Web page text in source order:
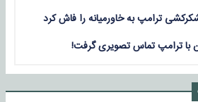
ترامپ به خاورمیانه را فاش کرد
با ترامپ تماس تصویری گرفت!